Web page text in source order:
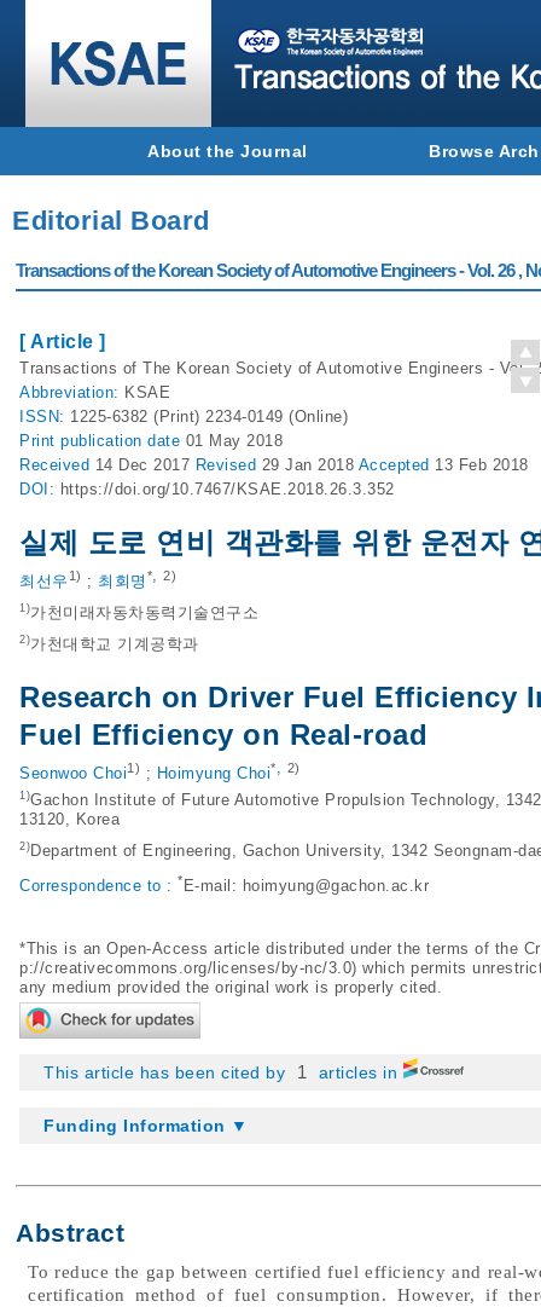
About the Journal Browse
Editorial Board
Transactions of the Korean Society of Automotive Engineers - Vol. 26 ,
[ Article ]
Transactions of The Korean Society of Automotive Engineers - Vol.
Abbreviation: KSAE
ISSN: 1225-6382 (Print) 2234-0149 (Online)
Print publication date 01 May 2018
Received 14 Dec 2017 Revised 29 Jan 2018 Accepted 13 Feb 2018
DOI: https://doi.org/10.7467/KSAE.2018.26.3.352
실제 도로 연비 객관화를 위한 운전자
최선우 1) ; 최회명 *, 2)
1)가천미래자동차동력기술연구소
2)가천대학교 기계공학과
Research on Driver Fuel Efficiency
Fuel Efficiency on Real-road
Seonwoo Choi1) ; Hoimyung Choi*, 2)
1)Gachon Institute of Future Automotive Propulsion Technology,
13120, Korea
2) Department of Engineering, Gachon University, 1342 Seongnam-
Correspondence to : * E-mail: hoimyung@gachon.ac.kr
*This is an Open-Access article distributed under the terms of the
p://creativecommons.org/licenses/by-nc/3.0) which permits
any medium provided the original work is properly cited.
This article has been cited by 1 articles in
Funding Information ▼
Abstract
To reduce the gap between certified fuel efficiency and real-
certification method of fuel consumption. However, if